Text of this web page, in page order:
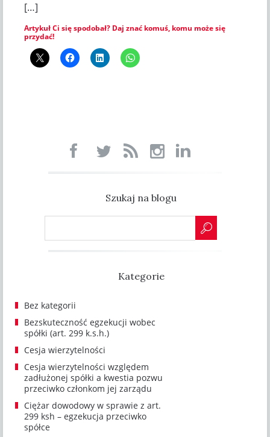
[…]
Artykuł Ci się spodobał? Daj znać komuś, komu może się
przydać!
Szukaj na blogu
Kategorie
Bez kategorii
Bezskuteczność egzekucji wobec
spółki (art. 299 k.s.h.)
Cesja wierzytelności
Cesja wierzytelności względem
zadłużonej spółki a kwestia pozwu
przeciwko członkom jej zarządu
Ciężar dowodowy w sprawie z art.
299 ksh – egzekucja przeciwko
spółce